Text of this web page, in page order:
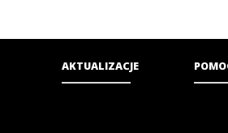
AKTUALIZACJE